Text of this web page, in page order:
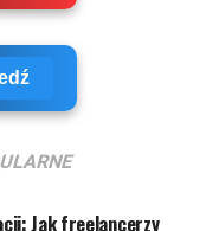
Jak freelancerzy